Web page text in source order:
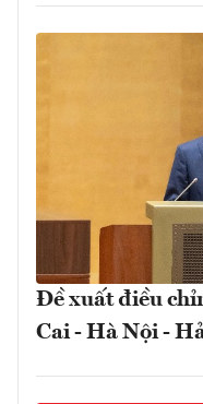
Đề xuất điều
Cai - Hà Nội -